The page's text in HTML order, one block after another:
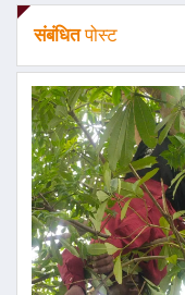
संबंधितपोस्ट